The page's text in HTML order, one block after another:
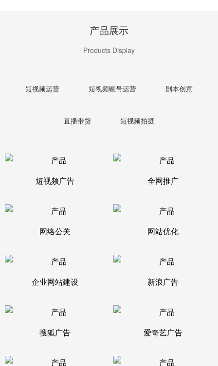
产品展示
Products Display
短视频运营 短视频账号运营 剧本创意
直播带货 短视频拍摄
短视频广告 全网推广
网络公关 网站优化
企业网站建设 新浪广告
搜狐广告 爱奇艺广告